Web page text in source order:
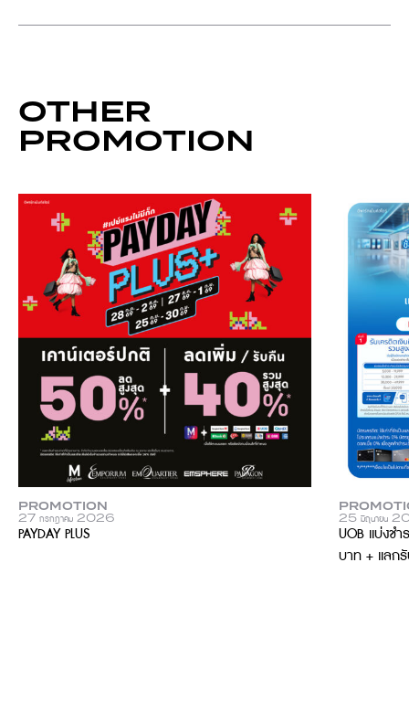
OTHER
PROMOTION
PROMOTION
27 กรกฎาคม 2026
PAYDAY PLUS
25 มิถุนายน
UOB แบ่งช
บาท + แลก